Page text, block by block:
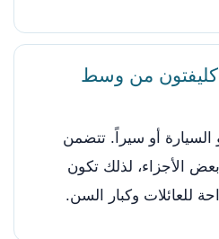
من وسط
السيارة أو سيراً. تتضمن
الأجزاء، لذلك تكون
للعائلات وكبار السن.